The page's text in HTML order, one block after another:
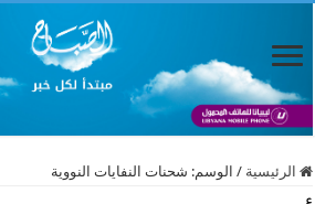
الرئيسية / الوسم: شحنات النفايات النووية